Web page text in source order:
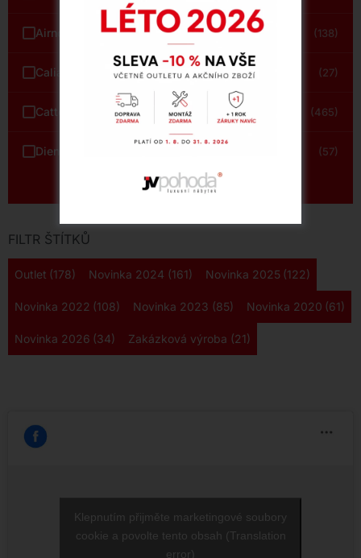
Airnova (138)
Calia Italia (27)
Cattelan Italia (465)
Dienne (57)
Zobrazit vše
FILTR ŠTÍTKŮ
Outlet (178) Novinka 2024 (161) Novinka 2025 (122)
Novinka 2022 (108) Novinka 2023 (85) Novinka 2020 (61)
Novinka 2026 (34) Zakázková výroba (21)
Klepnutím přijměte marketingové soubory
cookie a povolte tento obsah (Translation
error)